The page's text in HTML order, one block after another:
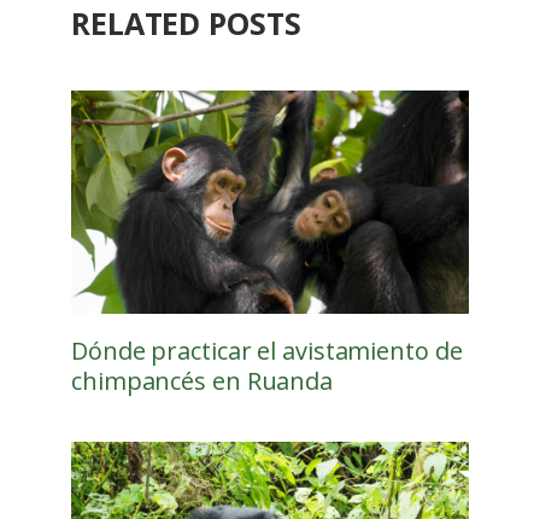
RELATED POSTS
Dónde practicar el avistamiento de
chimpancés en Ruanda